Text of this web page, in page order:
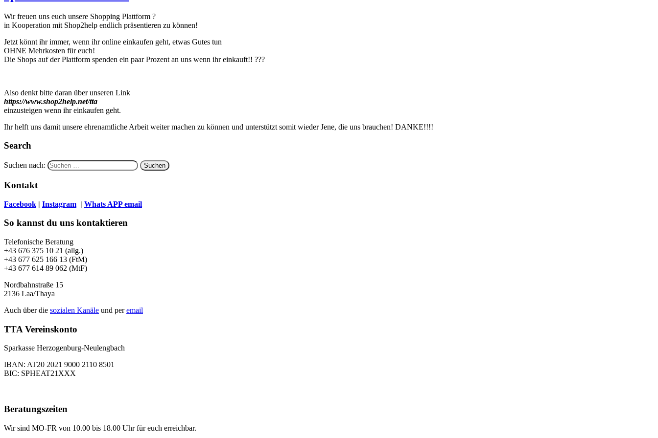
Wir freuen uns euch unsere Shopping Plattform ?️
in Kooperation mit Shop2help endlich präsentieren zu können!
Jetzt könnt ihr immer, wenn ihr online einkaufen geht, etwas Gutes tun
OHNE Mehrkosten für euch!
Die Shops auf der Plattform spenden ein paar Prozent an uns wenn ihr einkauft!! ???
Also denkt bitte daran über unseren Link
https://www.shop2help.net/tta
einzusteigen wenn ihr einkaufen geht.
Ihr helft uns damit unsere ehrenamtliche Arbeit weiter machen zu können und unterstützt somit wieder Jene, die uns brauchen! DANKE!!!!
Search
Suchen nach:
Kontakt
Facebook | Instagram | Whats APPemail
So kannst du uns kontaktieren
Telefonische Beratung
+43 676 375 10 21 (allg.)
+43 677 625 166 13 (FtM)
+43 677 614 89 062 (MtF)
Nordbahnstraße 15
2136 Laa/Thaya
Auch über die sozialen Kanäle und peremail
TTA Vereinskonto
Sparkasse Herzogenburg-Neulengbach
IBAN: AT20 2021 9000 2110 8501
BIC: SPHEAT21XXX
Beratungszeiten
Wir sind MO-FR von 10.00 bis 18.00 Uhr für euch erreichbar.